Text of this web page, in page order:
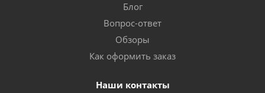
Блог
Вопрос-ответ
Обзоры
Как оформить заказ
Наши контакты